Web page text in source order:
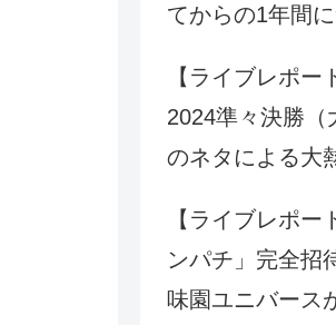
てからの1年間に
【ライブレポー
2024準々決勝（
のネタによる大
【ライブレポ
ンパチ」完全招
味園ユニバース